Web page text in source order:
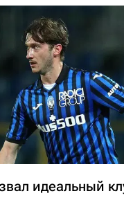
идеальный